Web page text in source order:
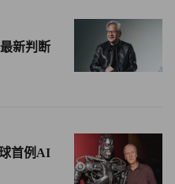
界杯首次引入动态定价机
舆论压力下，国际足联曾限
赛门票价格已超过4,000美
1万美元。
富》杂志表示，截至发稿
确定。新泽西交通公司也给
长明确指出的，八场比赛
新判断
首例AI